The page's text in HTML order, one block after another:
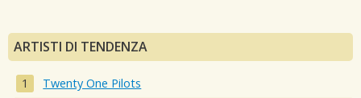
ARTISTI DI TENDENZA
Twenty One Pilots